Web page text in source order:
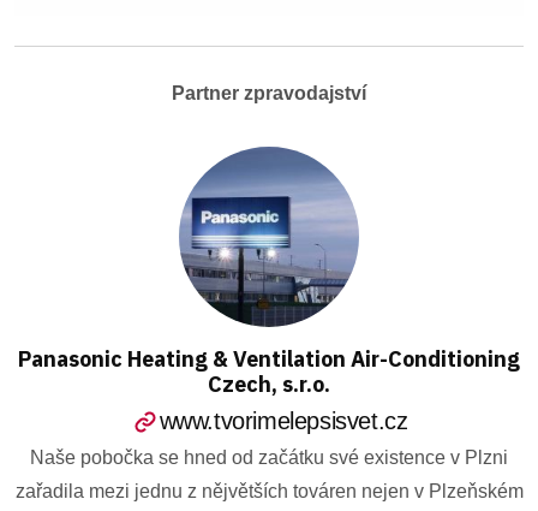
Partner zpravodajství
Panasonic Heating & Ventilation Air-Conditioning
Czech, s.r.o.
www.tvorimelepsisvet.cz
Naše pobočka se hned od začátku své existence v Plzni
zařadila mezi jednu z nějvětších továren nejen v Plzeňském